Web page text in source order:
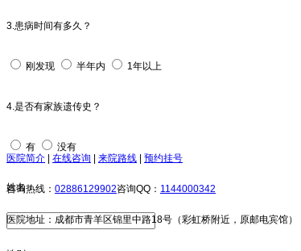
3.患病时间有多久？
刚发现 半年内 1年以上
4.是否有家族遗传史？
有 没有
姓名：
医院简介 | 在线咨询 | 来院路线 | 预约挂号
咨询热线： 02886129902咨询QQ： 1144000342
医院地址：成都市青羊区锦里中路18号（彩虹桥附近，原邮电宾馆）